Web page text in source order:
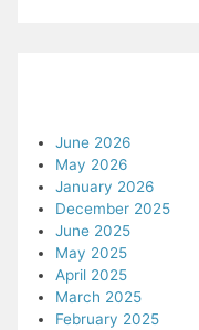
June 2026
May 2026
January 2026
December 2025
June 2025
May 2025
April 2025
March 2025
February 2025